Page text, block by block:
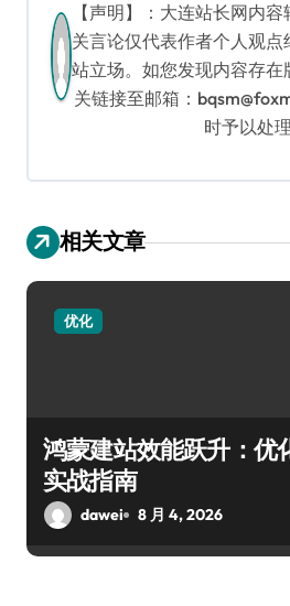
【声明】：大连站长网内
关言论仅代表作者个人观
站立场。如您发现内容存
关链接至邮箱：
时予以处理
相关文章
优化
鸿蒙建站效能跃升：优
实战指南
dawei 8 月 4, 2026